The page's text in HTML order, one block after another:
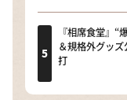
『相席食堂』“
＆規格外グッ
打